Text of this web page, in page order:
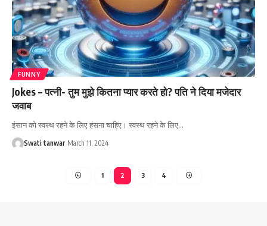
FUNNY
Jokes – पत्नी- तुम मुझे कितना प्यार करते हो? पति ने दिया मजेदार
जवाब
इंसान को स्वस्थ रहने के लिए हंसना चाहिए। स्वस्थ रहने के लिए…
Swati tanwar March 11, 2024
1 2 3 4